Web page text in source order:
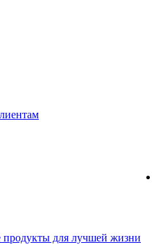
продукты для лучшей жизни